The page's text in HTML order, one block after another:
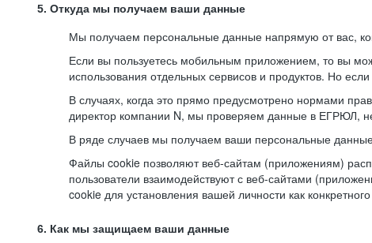
5. Откуда мы получаем ваши данные
Мы получаем персональные данные напрямую от вас,
Если вы пользуетесь мобильным приложением, то вы
использования отдельных сервисов и продуктов. Но
В случаях, когда это прямо предусмотрено нормами
директор компании N, мы проверяем данные в ЕГРЮЛ,
В ряде случаев мы получаем ваши персональные
Файлы cookie позволяют веб-сайтам (приложениям)
пользователи взаимодействуют с веб-сайтами
cookie для установления вашей личности как
6. Как мы защищаем ваши данные